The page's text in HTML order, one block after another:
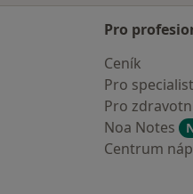
Pro
Ceník
Pro
Pro
Noa Notes
Centrum